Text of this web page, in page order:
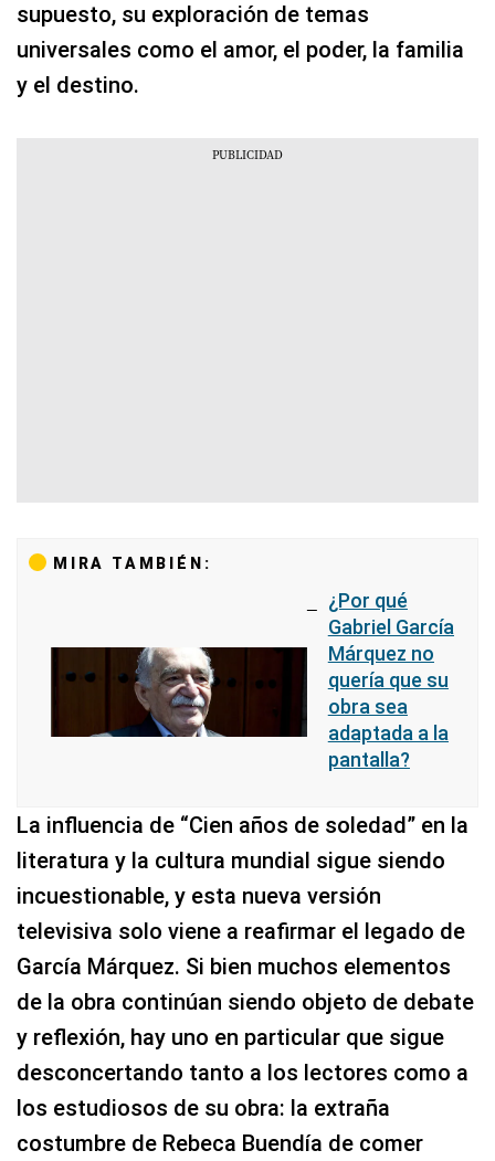
supuesto, su exploración de temas
universales como el amor, el poder, la familia
y el destino.
MIRA TAMBIÉN:
¿Por qué
Gabriel García
Márquez no
quería que su
obra sea
adaptada a la
pantalla?
La influencia de “Cien años de soledad” en la
literatura y la cultura mundial sigue siendo
incuestionable, y esta nueva versión
televisiva solo viene a reafirmar el legado de
García Márquez. Si bien muchos elementos
de la obra continúan siendo objeto de debate
y reflexión, hay uno en particular que sigue
desconcertando tanto a los lectores como a
los estudiosos de su obra: la extraña
costumbre de Rebeca Buendía de comer